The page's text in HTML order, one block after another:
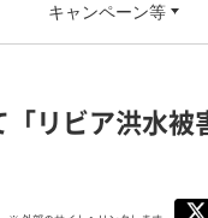
キャンペーン等
リビア洪水被